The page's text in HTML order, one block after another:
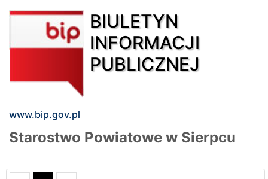
BIULETYN
INFORMACJI
PUBLICZNEJ
www.bip.gov.pl
Starostwo Powiatowe w Sierpcu